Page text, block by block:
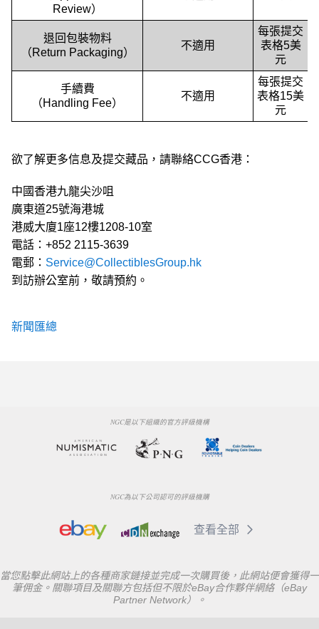
Review）
退回包裝物料
（Return Packaging）
不適用
每張提交
表格5美
元
手續費
（Handling Fee）
不適用
每張提交
表格15美
元
欲了解更多信息及提交藏品，請聯絡CCG香港：
中國香港九龍尖沙咀
廣東道25號海港城
港威大廈1座12樓1208-10室
電話：+852 2115-3639
電郵： Service@CollectiblesGroup.hk
到訪辦公室前，敬請預約。
新聞匯總
NGC是以下組織的官方評級機構
NGC為以下公司認可的評級機購
查看全部
當您點擊此網站上的各種商家鏈接並完成一次購買後，此網站便會獲得一
筆佣金。關聯項目及關聯方包括但不限於eBay合作夥伴網絡（eBay
Partner Network）。